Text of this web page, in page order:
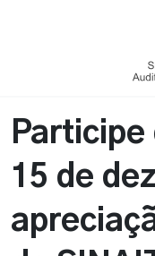
Participe
15 de